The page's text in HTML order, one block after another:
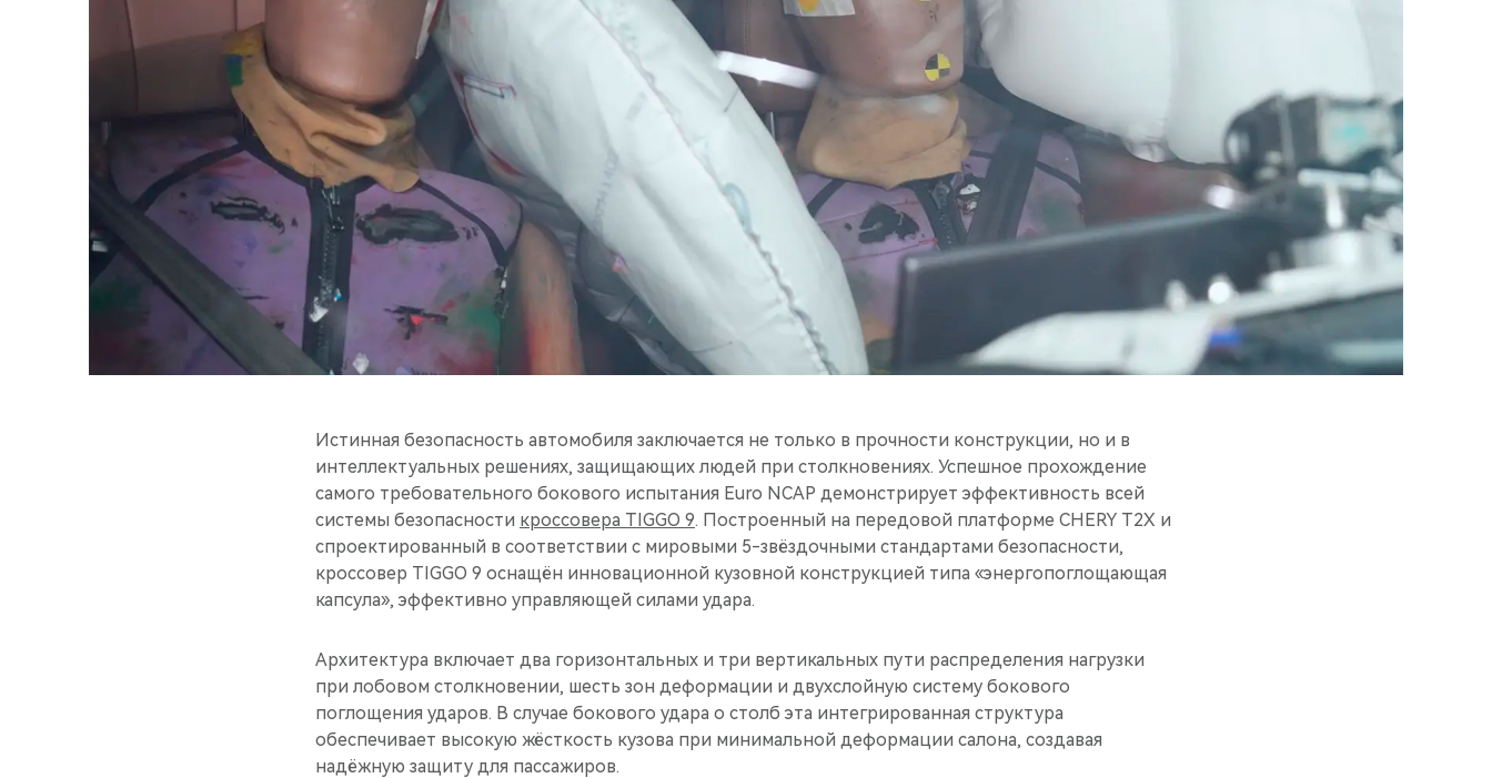
Истинная безопасность автомобиля заключается не только в прочности конструкции, но и в
интеллектуальных решениях, защищающих людей при столкновениях. Успешное прохождение
самого требовательного бокового испытания Euro NCAP демонстрирует эффективность всей
системы безопасности кроссовера TIGGO 9. Построенный на передовой платформе CHERY T2X и
спроектированный в соответствии с мировыми 5-звёздочными стандартами безопасности,
кроссовер TIGGO 9 оснащён инновационной кузовной конструкцией типа «энергопоглощающая
капсула», эффективно управляющей силами удара.
Архитектура включает два горизонтальных и три вертикальных пути распределения нагрузки
при лобовом столкновении, шесть зон деформации и двухслойную систему бокового
поглощения ударов. В случае бокового удара о столб эта интегрированная структура
обеспечивает высокую жёсткость кузова при минимальной деформации салона, создавая
надёжную защиту для пассажиров.